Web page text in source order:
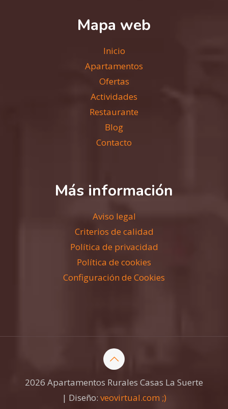
Mapa web
Inicio
Apartamentos
Ofertas
Actividades
Restaurante
Blog
Contacto
Más información
Aviso legal
Criterios de calidad
Política de privacidad
Política de cookies
Configuración de Cookies
2026 Apartamentos Rurales Casas La Suerte
| Diseño: veovirtual.com ;)